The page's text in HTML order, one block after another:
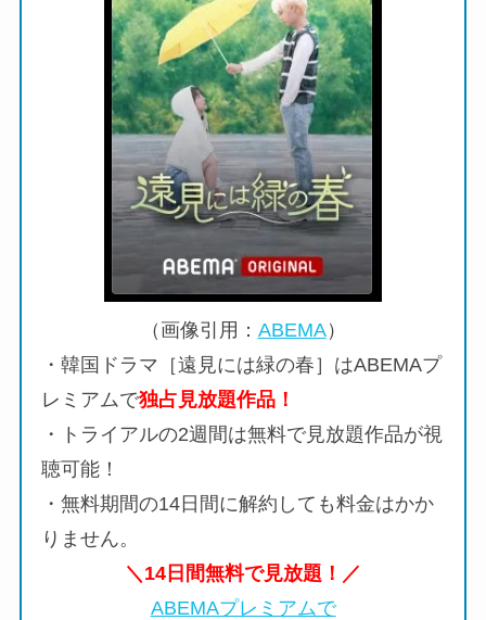
（画像引用： ABEMA）
・韓国ドラマ［遠見には緑の春］はABEMAプ
レミアムで独占見放題作品！
・トライアルの2週間は無料で見放題作品が視
聴可能！
・無料期間の14日間に解約しても料金はかか
りません。
＼14日間無料で見放題！／
ABEMAプレミアムで